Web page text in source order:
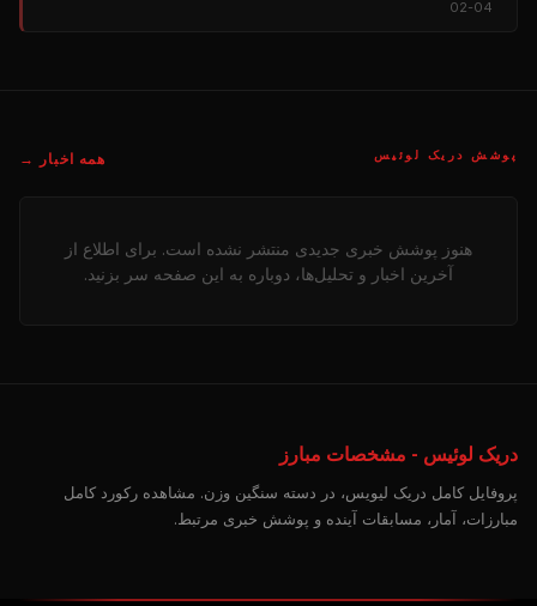
02-04
پوشش دریک لوئیس همه اخبار →
هنوز پوشش خبری جدیدی منتشر نشده است. برای اطلاع از
آخرین اخبار و تحلیل‌ها، دوباره به این صفحه سر بزنید.
دریک لوئیس - مشخصات مبارز
پروفایل کامل دریک لیویس، در دسته سنگین وزن. مشاهده رکورد کامل
مبارزات، آمار، مسابقات آینده و پوشش خبری مرتبط.